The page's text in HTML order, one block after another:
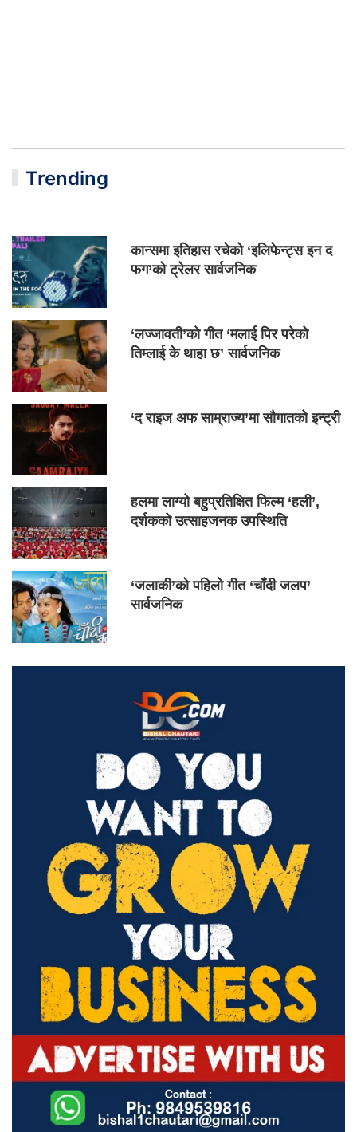
Trending
कान्समा इतिहास रचेको ‘इलिफेन्ट्स इन द
फग’को ट्रेलर सार्वजनिक
‘लज्जावती’को गीत ‘मलाई पिर परेको
तिम्लाई के थाहा छ’ सार्वजनिक
‘द राइज अफ साम्राज्य’मा सौगातको इन्ट्री
हलमा लाग्यो बहुप्रतिक्षित फिल्म ‘हली’,
दर्शकको उत्साहजनक उपस्थिति
‘जलाकी’को पहिलो गीत ‘चाँदी जलप’
सार्वजनिक